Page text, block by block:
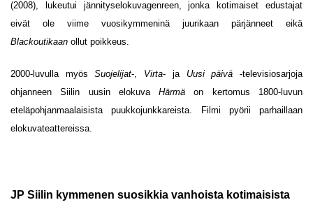
(2008), lukeutui jännityselokuvagenreen, jonka kotimaiset edustajat
eivät ole viime vuosikymmeninä juurikaan pärjänneet eikä
Blackoutikaan ollut poikkeus.
2000-luvulla myösSuojelijat-, Virta- ja Uusi päivä-televisiosarjoja
ohjanneen Siilin uusin elokuvaHärmäon kertomus 1800-luvun
eteläpohjanmaalaisista puukkojunkkareista. Filmi pyörii parhaillaan
elokuvateattereissa.
JP Siilin kymmenen suosikkia vanhoista kotimaisista